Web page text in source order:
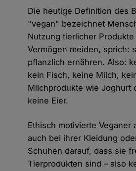
Die heutige Definition des
"vegan" bezeichnet
Nutzung tierlicher
Vermögen meiden, sprich:
pflanzlich ernähren. Also:
kein Fisch, keine Milch,
Milchprodukte wie Joghurt
keine Eier.
Ethisch motivierte Veganer
auch bei ihrer Kleidung
Schuhen darauf, dass sie
Tierprodukten sind – also